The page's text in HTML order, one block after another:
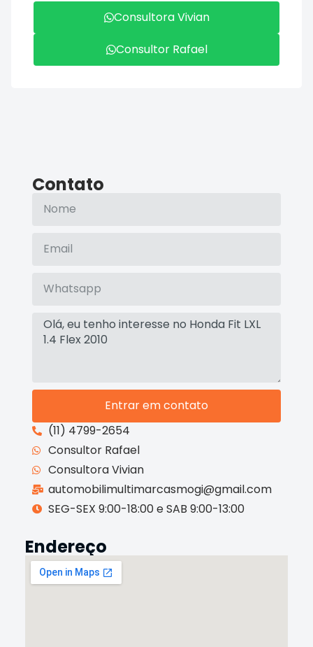
Consultora Vivian
Consultor Rafael
Contato
Entrar em contato
(11) 4799-2654
Consultor Rafael
Consultora Vivian
automobilimultimarcasmogi@gmail.com
SEG-SEX 9:00-18:00 e SAB 9:00-13:00
Endereço